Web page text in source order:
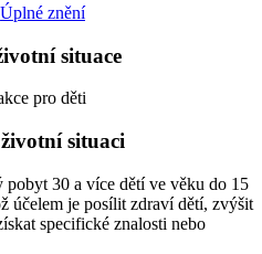
Úplné znění
situace
pro děti
situaci
30 a více dětí ve věku do 15
účelem je posílit zdraví dětí, zvýšit
specifické znalosti nebo